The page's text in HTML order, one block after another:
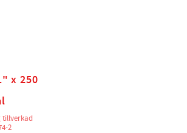
x 250
tillverkad
2